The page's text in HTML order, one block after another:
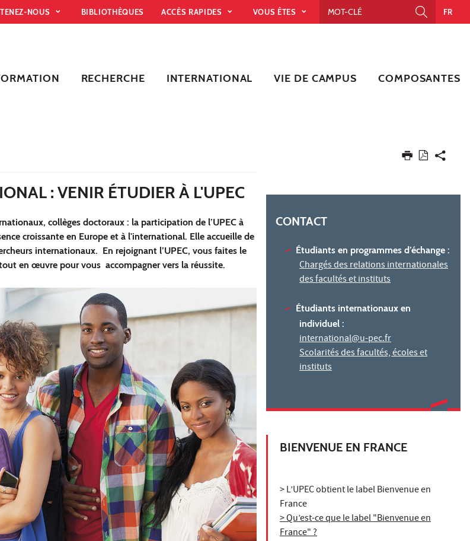
NOUS BIBLIOTHÈQUES ACCÈS RAPIDES VOUS ÊTES FR
RECHERCHE INTERNATIONAL VIE DE CAMPUS COMPOSANTES
: VENIR ÉTUDIER À L'UPEC
collèges doctoraux : la participation de l’UPEC à
croissante en Europe et à l'international. Elle accueille de
internationaux. En rejoignant l’UPEC, vous faites le
en œuvre pour vous accompagner vers la réussite.
CONTACT
Étudiants en programmes d’échange :
Chargés des relations internationales
des facultés et instituts
Étudiants internationaux en
individuel :
international@u-pec.fr
Scolarités des facultés, écoles et
instituts
BIENVENUE EN FRANCE
> L’UPEC obtient le label Bienvenue en
France
> Qu’est-ce que le label "Bienvenue en
France" ?